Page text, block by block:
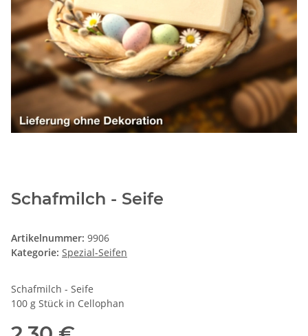
Schafmilch - Seife
Artikelnummer: 9906
Kategorie: Spezial-Seifen
Schafmilch - Seife
100 g Stück in Cellophan